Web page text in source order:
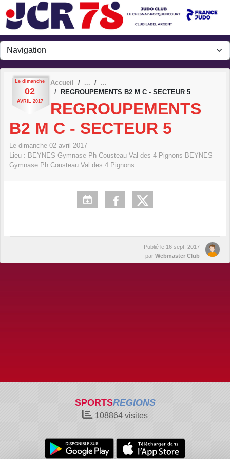
Le dimanche
02
AVRIL 2017
Accueil
REGROUPEMENTS B2 M C - SECTEUR 5
REGROUPEMENTS
B2 M C - SECTEUR 5
Le dimanche 02 avril 2017
Lieu : BEYNES Gymnase Ph Cousteau Val des 4 Pignons BEYNES
Gymnase Ph Cousteau Val des 4 Pignons
Publié le 16 sept. 2017
par Webmaster Club
SPORTSREGIONS
108864 visites
Panneau de gestion des cookies